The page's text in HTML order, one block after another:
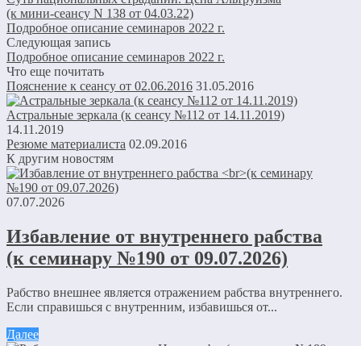
(к мини-сеансу N 138 от 04.03.22)
Подробное описание семинаров 2022 г.
Следующая запись
Подробное описание семинаров 2022 г.
Что еще почитать
Пояснение к сеансу от 02.06.2016 31.05.2016
Астральные зеркала (к сеансу №112 от 14.11.2019)
14.11.2019
Резюме материалиста 02.09.2016
К другим новостям
07.07.2026
Избавление от внутреннего рабства
(к семинару №190 от 09.07.2026)
Рабство внешнее является отражением рабства внутреннего.
Если справишься с внутренним, избавишься от...
Далее